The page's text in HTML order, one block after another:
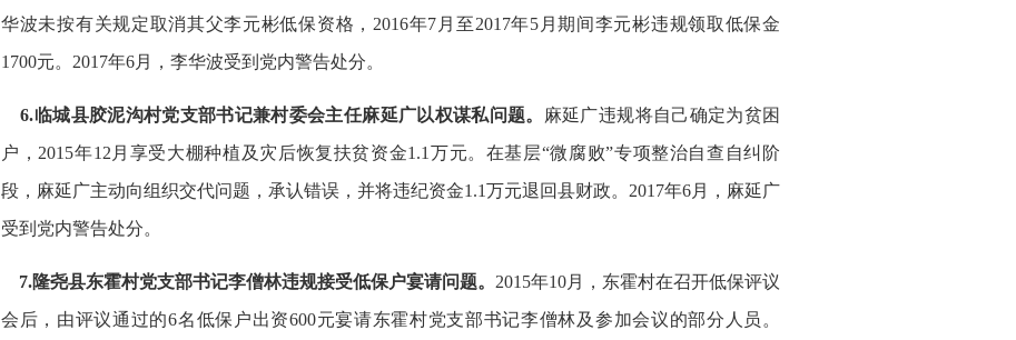
华波未按有关规定取消其父李元彬低保资格，2016年7月至2017年5月期间李元彬违规领取低保金
1700元。2017年6月，李华波受到党内警告处分。
6.临城县胶泥沟村党支部书记兼村委会主任麻延广以权谋私问题。 麻延广违规将自己确定为贫困
户，2015年12月享受大棚种植及灾后恢复扶贫资金1.1万元。在基层“微腐败”专项整治自查自纠阶
段，麻延广主动向组织交代问题，承认错误，并将违纪资金1.1万元退回县财政。2017年6月，麻延广
受到党内警告处分。
7.隆尧县东霍村党支部书记李僧林违规接受低保户宴请问题。 2015年10月，东霍村在召开低保评议
会后，由评议通过的6名低保户出资600元宴请东霍村党支部书记李僧林及参加会议的部分人员。